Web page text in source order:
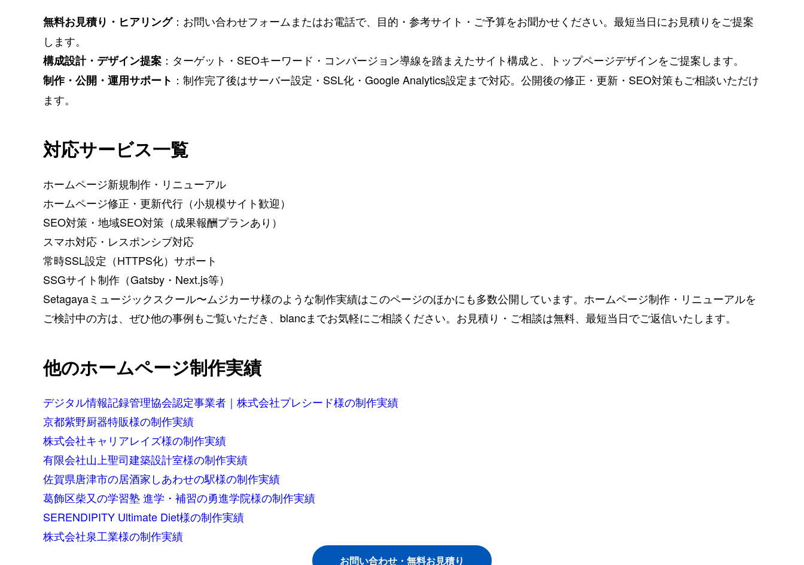
無料お見積り・ヒアリング：お問い合わせフォームまたはお電話で、目的・参考サイト・ご予算をお聞かせください。最短当日にお見積りをご提案
します。
構成設計・デザイン提案 ：ターゲット・SEOキーワード・コンバージョン導線を踏まえたサイト構成と、トップページデザインをご提案します。
制作・公開・運用サポート ：制作完了後はサーバー設定・SSL化・Google Analytics設定まで対応。公開後の修正・更新・SEO対策もご相談いただけ
ます。
対応サービス一覧
ホームページ新規制作・リニューアル
ホームページ修正・更新代行（小規模サイト歓迎）
SEO対策・地域SEO対策（成果報酬プランあり）
スマホ対応・レスポンシブ対応
常時SSL設定（HTTPS化）サポート
SSGサイト制作（Gatsby・Next.js等）
Setagayaミュージックスクール〜ムジカーサ様のような制作実績はこのページのほかにも多数公開しています。ホームページ制作・リニューアルを
ご検討中の方は、ぜひ他の事例もご覧いただき、blancまでお気軽にご相談ください。お見積り・ご相談は無料、最短当日でご返信いたします。
他のホームページ制作実績
デジタル情報記録管理協会認定事業者｜株式会社プレシード様の制作実績
京都紫野厨器特販様の制作実績
株式会社キャリアレイズ様の制作実績
有限会社山上聖司建築設計室様の制作実績
佐賀県唐津市の居酒家しあわせの駅様の制作実績
葛飾区柴又の学習塾 進学・補習の勇進学院様の制作実績
SERENDIPITY Ultimate Diet様の制作実績
株式会社泉工業様の制作実績
お問い合わせ・無料お見積り